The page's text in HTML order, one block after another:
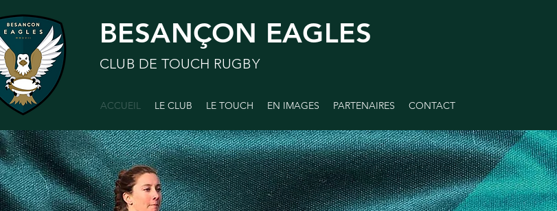
BESANÇON EAGLES
CLUB DE TOUCH RUGBY
ACCUEIL LE CLUB LE TOUCH EN IMAGES PARTENAIRES CONTACT